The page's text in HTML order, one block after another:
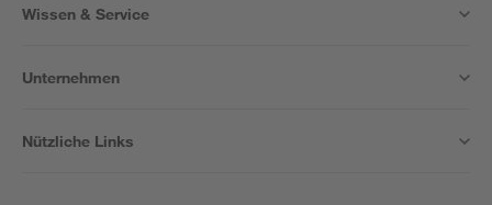
Wissen & Service
Unternehmen
Nützliche Links